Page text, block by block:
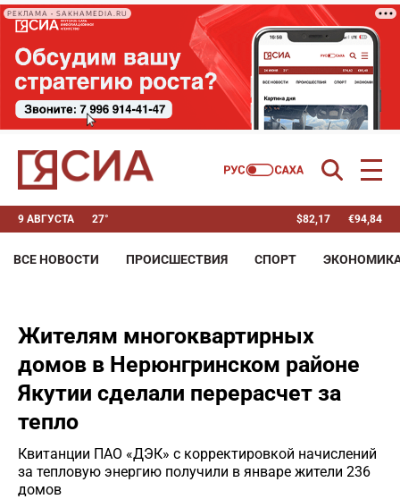
РЕКЛАМА • SAKHAMEDIA.RU
9 АВГУСТА 27° $82,17 €94,84
ВСЕ НОВОСТИ ПРОИСШЕСТВИЯ СПОРТ
Жителям многоквартирных
домов в Нерюнгринском районе
Якутии сделали перерасчет за
тепло
Квитанции ПАО «ДЭК» с корректировкой начислений
за тепловую энергию получили в январе жители 236
домов